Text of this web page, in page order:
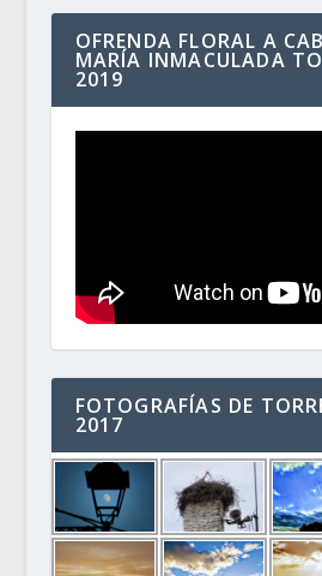
OFRENDA FLORAL A
MARÍA INMACULADA
2019
FOTOGRAFÍAS DE
2017